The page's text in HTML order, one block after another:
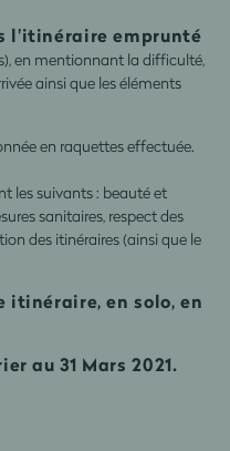
l'itinéraire emprunté
en mentionnant la difficulté,
ainsi que les éléments
en raquettes effectuée.
les suivants : beauté et
sanitaires, respect des
des itinéraires (ainsi que le
en solo, en
au 31 Mars 2021.